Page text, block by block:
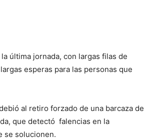
última jornada, con largas filas de
esperas para las personas que
al retiro forzado de una barcaza de
que detectó falencias en la
se solucionen.